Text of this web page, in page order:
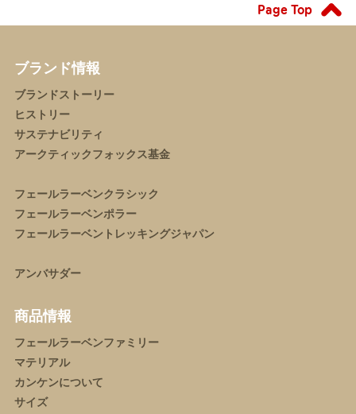
Page Top
ブランド情報
ブランドストーリー
ヒストリー
サステナビリティ
アークティックフォックス基金
フェールラーベンクラシック
フェールラーベンポラー
フェールラーベントレッキングジャパン
アンバサダー
商品情報
フェールラーベンファミリー
マテリアル
カンケンについて
サイズ